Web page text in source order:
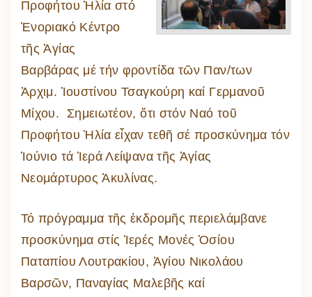
Προφήτου Ἠλία στό
Ἐνοριακό Κέντρο
τῆς Ἁγίας
Βαρβάρας μέ τήν φροντίδα τῶν Παν/των
Ἀρχιμ. Ἰουστίνου Τσαγκούρη καί Γερμανοῦ
Μίχου. Σημειωτέον, ὅτι στόν Ναό τοῦ
Προφήτου Ἠλία εἶχαν τεθῆ σέ προσκύνημα τόν
Ἰούνιο τά Ἱερά Λείψανα τῆς Ἁγίας
Νεομάρτυρος Ἀκυλίνας.
Τό πρόγραμμα τῆς ἐκδρομῆς περιελάμβανε
προσκύνημα στίς Ἱερές Μονές Ὁσίου
Παταπίου Λουτρακίου, Ἁγίου Νικολάου
Βαρσῶν, Παναγίας Μαλεβῆς καί